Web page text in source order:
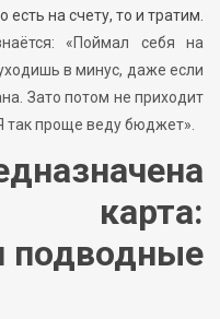
на счету, то и тратим.
«Поймал себя на
в минус, даже если
Зато потом не приходит
так проще веду бюджет».
карта:
подводные